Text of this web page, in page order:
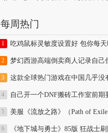
每周热门
吃鸡鼠标灵敏度设置好 包你每天吃
梦幻西游高端倒卖商人记录自己
这款全球热门游戏在中国几乎没有人开挂 全球
自己开一个DNF搬砖工作室前期要投入多少资金多
美服《流放之路》（Path of Exile）注
《地下城与勇士》85版 狂战士